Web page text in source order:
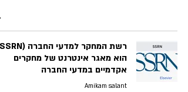
הוא מאגר אינטרנט של מחקרים
אקדמיים במדעי החברה
Amikam salant